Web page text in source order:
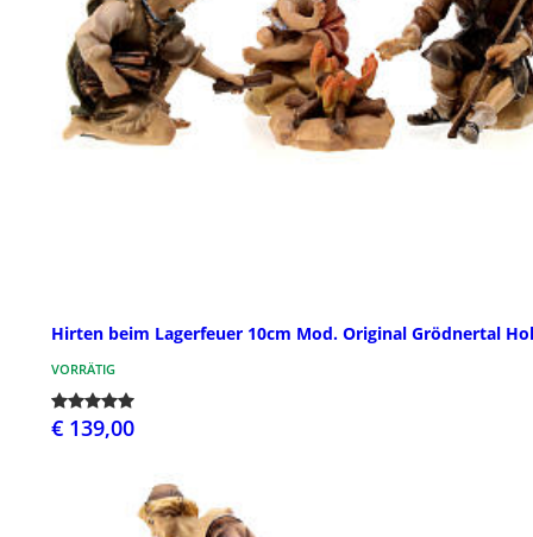
Hirten beim Lagerfeuer 10cm Mod. Original Grödnertal
VORRÄTIG
€ 139,00